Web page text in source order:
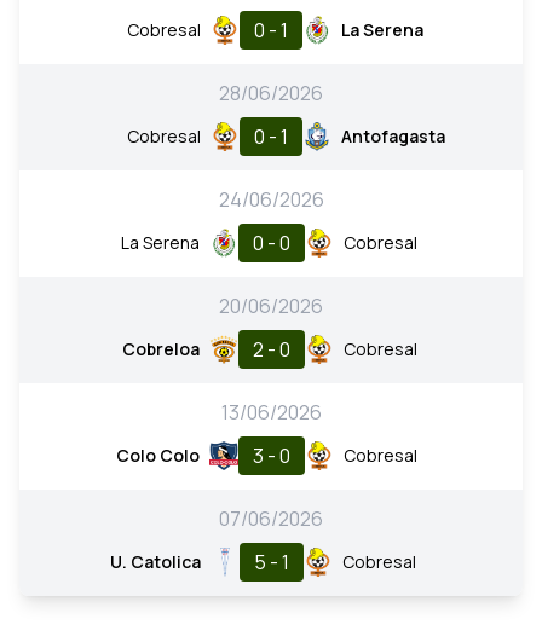
Cobresal 0 - 1 La Serena
28/06/2026
Cobresal 0 - 1 Antofagasta
24/06/2026
La Serena 0 - 0 Cobresal
20/06/2026
Cobreloa 2 - 0 Cobresal
13/06/2026
Colo Colo 3 - 0 Cobresal
07/06/2026
U. Catolica 5 - 1 Cobresal